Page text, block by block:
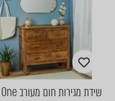
שידת מגירות חום מעורב One